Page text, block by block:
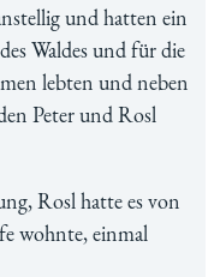
und hatten ein
Waldes und für die
lebten und neben
Peter und Rosl
Rosl hatte es von
wohnte, einmal